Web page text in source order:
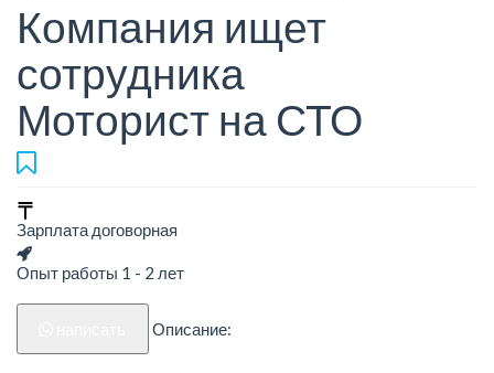
Компания ищет
сотрудника
Моторист на СТО
Зарплата договорная
Опыт работы 1 - 2 лет
Описание: